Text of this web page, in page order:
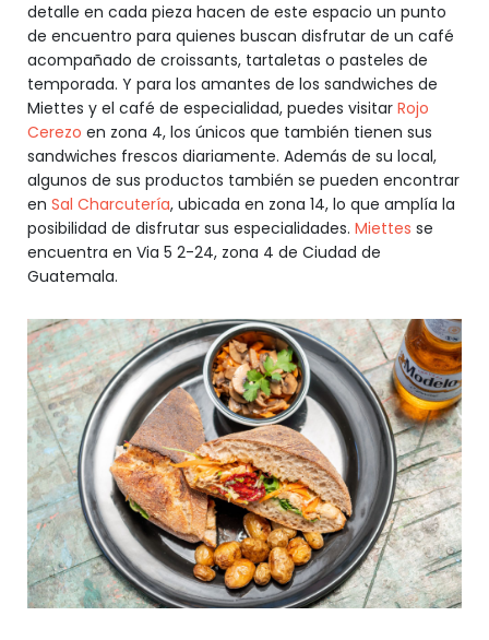
detalle en cada pieza hacen de este espacio un punto
de encuentro para quienes buscan disfrutar de un café
acompañado de croissants, tartaletas o pasteles de
temporada. Y para los amantes de los sandwiches de
Miettes y el café de especialidad, puedes visitar Rojo
Cerezo en zona 4, los únicos que también tienen sus
sandwiches frescos diariamente. Además de su local,
algunos de sus productos también se pueden encontrar
en Sal Charcutería, ubicada en zona 14, lo que amplía la
posibilidad de disfrutar sus especialidades. Miettes se
encuentra en Via 5 2-24, zona 4 de Ciudad de
Guatemala.